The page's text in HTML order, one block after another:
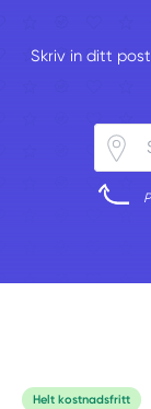
Skriv in ditt
Helt kostnadsfritt